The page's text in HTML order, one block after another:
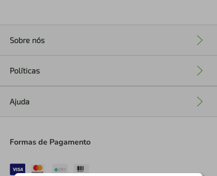
Sobre nós
Políticas
Ajuda
Formas de Pagamento